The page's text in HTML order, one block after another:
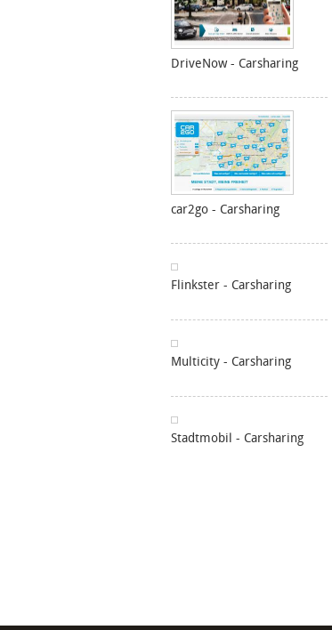
DriveNow - Carsharing
car2go - Carsharing
Flinkster - Carsharing
Multicity - Carsharing
Stadtmobil - Carsharing